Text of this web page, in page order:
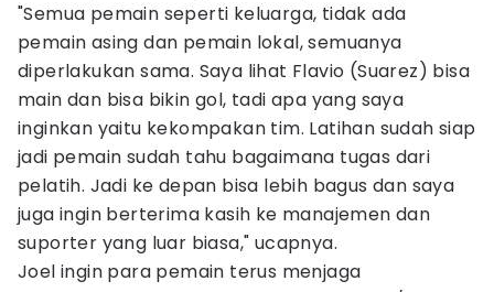
"Semua pemain seperti keluarga, tidak ada
pemain asing dan pemain lokal, semuanya
diperlakukan sama. Saya lihat Flavio (Suarez) bisa
main dan bisa bikin gol, tadi apa yang saya
inginkan yaitu kekompakan tim. Latihan sudah siap
jadi pemain sudah tahu bagaimana tugas dari
pelatih. Jadi ke depan bisa lebih bagus dan saya
juga ingin berterima kasih ke manajemen dan
suporter yang luar biasa," ucapnya.
Joel ingin para pemain terus menjaga